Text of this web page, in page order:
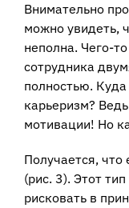
Внимательно
можно увидеть,
неполна. Чего-
сотрудника
полностью.
карьеризм?
мотивации! Но
Получается,
(рис. 3). Этот
рисковать в